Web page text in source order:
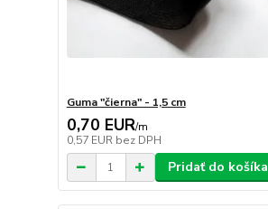
Guma "čierna" - 1,5 cm
0,70 EUR/m
0,57 EUR bez DPH
Pridať do košíka